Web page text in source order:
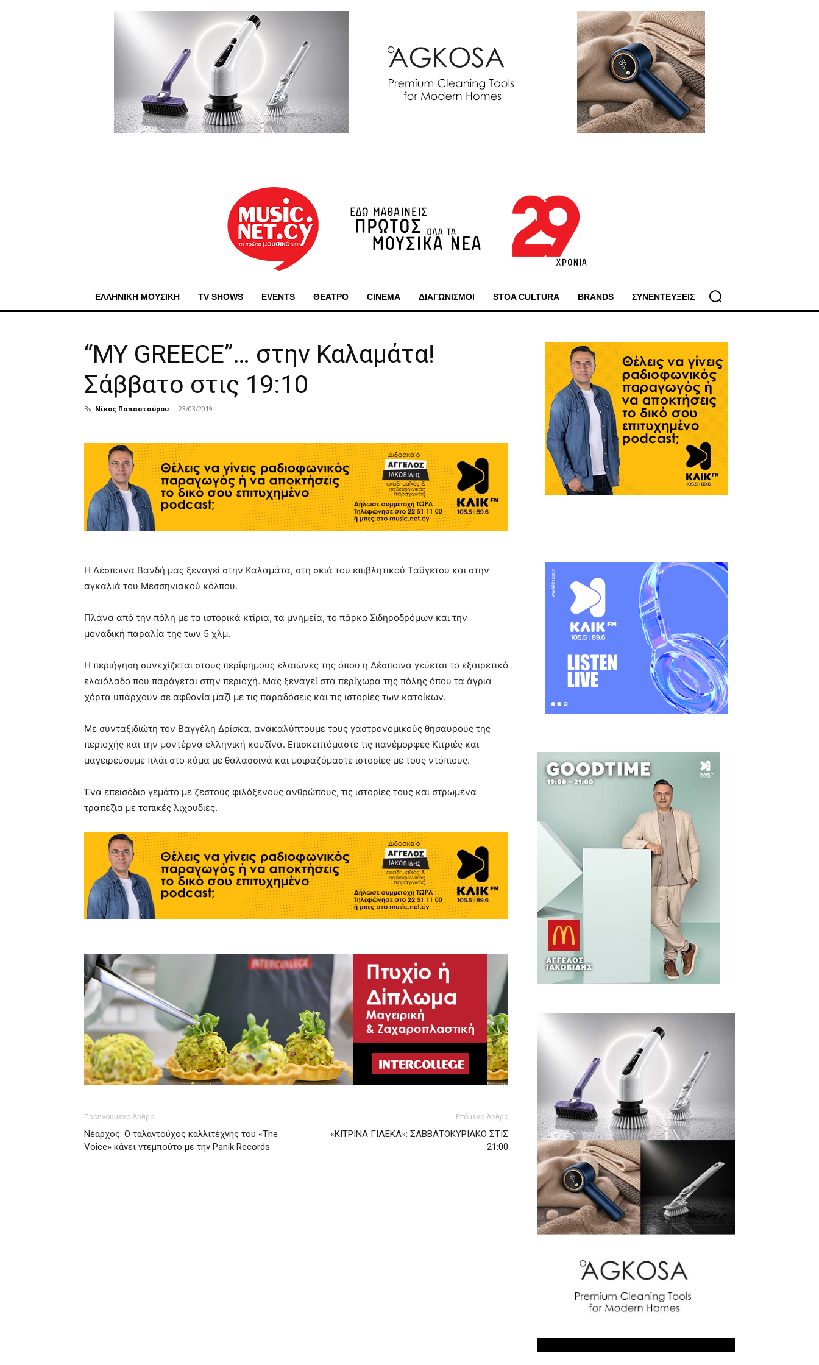
ΕΛΛΗΝΙΚΗ ΜΟΥΣΙΚΗ TV SHOWS EVENTS ΘΕΑΤΡΟ CINEMA ΔΙΑΓΩΝΙΣΜΟΙ STOA CULTURA BRANDS ΣΥΝΕΝΤΕΥΞΕΙΣ
“MY GREECE”… στην Καλαμάτα!
Σάββατο στις 19:10
By Νίκος Παπασταύρου - 23/03/2019
Η Δέσποινα Βανδή μας ξεναγεί στην Καλαμάτα, στη σκιά του επιβλητικού Ταΰγετου και στην
αγκαλιά του Μεσσηνιακού κόλπου.
Πλάνα από την πόλη με τα ιστορικά κτίρια, τα μνημεία, το πάρκο Σιδηροδρόμων και την
μοναδική παραλία της των 5 χλμ.
Η περιήγηση συνεχίζεται στους περίφημους ελαιώνες της όπου η Δέσποινα γεύεται το εξαιρετικό
ελαιόλαδο που παράγεται στην περιοχή. Μας ξεναγεί στα περίχωρα της πόλης όπου τα άγρια
χόρτα υπάρχουν σε αφθονία μαζί με τις παραδόσεις και τις ιστορίες των κατοίκων.
Με συνταξιδιώτη τον Βαγγέλη Δρίσκα, ανακαλύπτουμε τους γαστρονομικούς θησαυρούς της
περιοχής και την μοντέρνα ελληνική κουζίνα. Επισκεπτόμαστε τις πανέμορφες Κιτριές και
μαγειρεύουμε πλάι στο κύμα με θαλασσινά και μοιραζόμαστε ιστορίες με τους ντόπιους.
Ένα επεισόδιο γεμάτο με ζεστούς φιλόξενους ανθρώπους, τις ιστορίες τους και στρωμένα
τραπέζια με τοπικές λιχουδιές.
Προηγούμενο Άρθρο
Νέαρχος: Ο ταλαντούχος καλλιτέχνης του «The
Voice» κάνει ντεμπούτο με την Panik Records
Επόμενο Άρθρο
«ΚΙΤΡΙΝΑ ΓΙΛΕΚΑ»: ΣΑΒΒΑΤΟΚΥΡΙΑΚΟ ΣΤΙΣ
21:00